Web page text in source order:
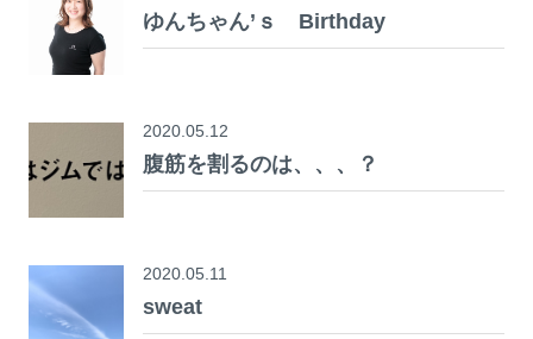
ゆんちゃん’ｓ Birthday
2020.05.12
腹筋を割るのは、、、？
2020.05.11
sweat